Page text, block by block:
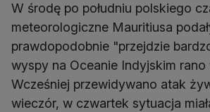
W środę po południu polskiego
meteorologiczne Mauritiusa
prawdopodobnie "przejdzie
wyspy na Oceanie Indyjskim rano
Wcześniej przewidywano atak
wieczór, w czwartek sytuacja